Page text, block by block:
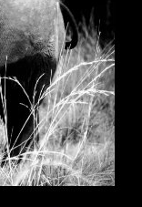
Cristal…
Et
D’or
!